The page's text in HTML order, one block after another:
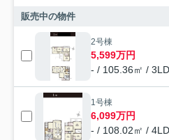
販売中の物件
2号棟
5,599万円
- / 105.36㎡ /
1号棟
6,099万円
- / 108.02㎡ /